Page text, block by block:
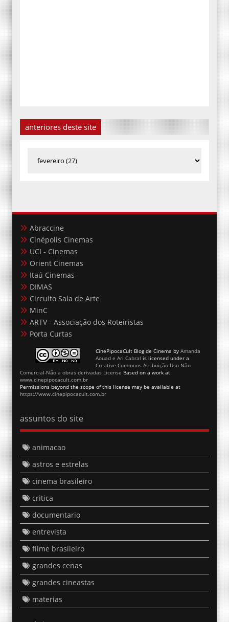
anteriores deste site
Abraccine
Cinépolis Cinemas
UCI - Cinemas
Orient Cinemas
Itaú Cinemas
DIMAS
Circuito Sala de Arte
MinC
ARTV - Associação dos Roteiristas
Porta Curtas
CinePipocaCult Blog de Cinema by Amanda
Aouad e Ari Cabral is licensed under a
Creative Commons Atribuição-Uso Não-
Comercial-Não a obras derivadas License Based on a work at
www.cinepipocacult.com.br
Permissions beyond the scope of this license may be available at
https://www.cinepipocacult.com.br
assuntos do site
animacao
astros e estrelas
cinema brasileiro
critica
documentario
entrevista
filme brasileiro
grandes cenas
grandes cineastas
materias